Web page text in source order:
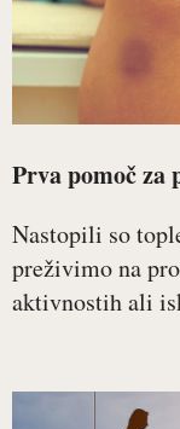
Prva pomoč za
Nastopili so
preživimo na
aktivnostih ali